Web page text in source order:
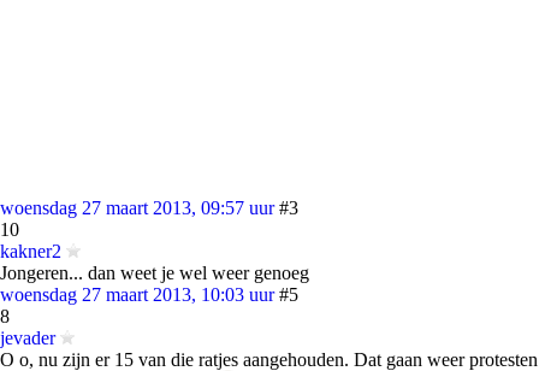
woensdag 27 maart 2013, 09:57 uur #3
10
kakner2
Jongeren... dan weet je wel weer genoeg
woensdag 27 maart 2013, 10:03 uur #5
8
jevader
O o, nu zijn er 15 van die ratjes aangehouden. Dat gaan weer protesten